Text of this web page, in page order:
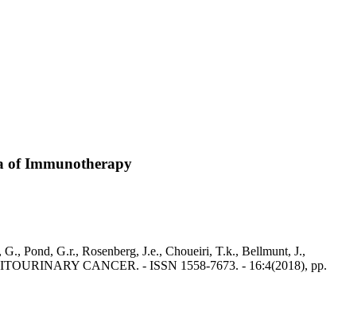
of Immunotherapy
Pond, G.r., Rosenberg, J.e., Choueiri, T.k., Bellmunt, J.,
CANCER. - ISSN 1558-7673. - 16:4(2018), pp.